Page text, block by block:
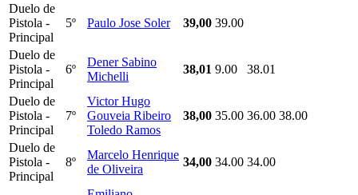
Duelo de
Pistola -
Principal
5º Paulo Jose Soler 39,00 39.00
Duelo de
Pistola -
Principal
6º
Dener Sabino
Michelli
38,01 9.00 38.01
Duelo de
Pistola -
Principal
7º
Victor Hugo
Gouveia Ribeiro
Toledo Ramos
38,00 35.00 36.00 38.00
Duelo de
Pistola -
Principal
8º
Marcelo Henrique
de Oliveira
34,00 34.00 34.00